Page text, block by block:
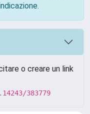
o creare un link
383779